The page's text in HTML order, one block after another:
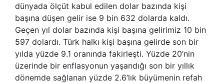
dünyada ölçüt kabul edilen dolar bazında kişi
başına düşen gelir ise 9 bin 632 dolarda kaldı.
Geçen yıl dolar bazında kişi başına gelirimiz 10 bin
597 dolardı. Türk halkı kişi başına gelirde son bir
yılda yüzde 9.1 oranında fakirleşti. Yüzde 20’nin
üzerinde bir enflasyonun yaşandığı son bir yıllık
dönemde sağlanan yüzde 2.6’lık büyümenin refah